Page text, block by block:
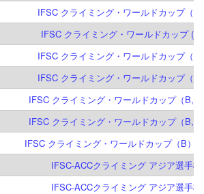
IFSC クライミング・ワールドカップ（B
IFSC クライミング・ワールドカップ
IFSC クライミング・ワールドカップ（
IFSC クライミング・ワールドカップ（
IFSC クライミング・ワールドカップ（B,S
IFSC クライミング・ワールドカップ（B,S
IFSC クライミング・ワールドカップ（B）
IFSC-ACCクライミング アジア選手
IFSC-ACCクライミング アジア選手